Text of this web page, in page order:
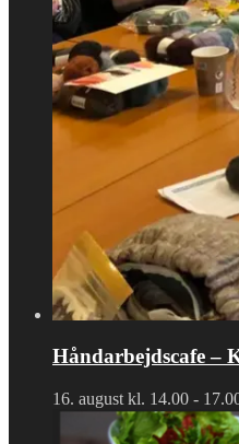
Håndarbejdscafe –
16. august kl. 14.00 -